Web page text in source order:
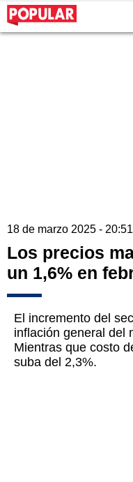
18 de marzo 2025 - 20:51
Los precios
un 1,6% en
El incremento del
inflación general del
Mientras que costo
suba del 2,3%.